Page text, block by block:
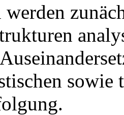
sowie